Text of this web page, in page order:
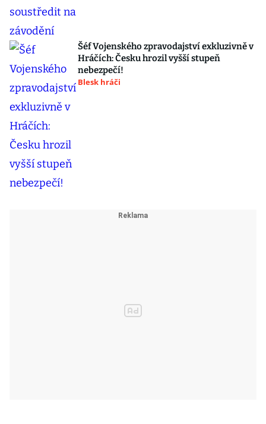
Šéf Vojenského zpravodajství exkluzivně v
Hráčích: Česku hrozil vyšší stupeň
nebezpečí!
Blesk hráči